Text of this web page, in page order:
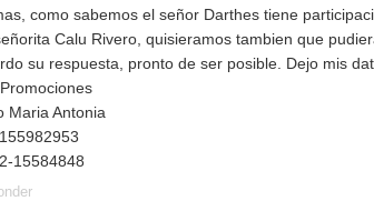
como sabemos el señor Darthes tiene
Calu Rivero, quisieramos tambien que
su respuesta, pronto de ser posible. Dejo mis
Maria Antonia
15584848